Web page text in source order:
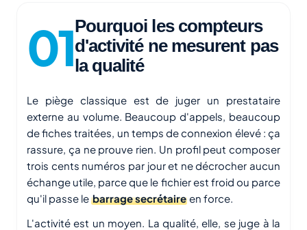
Pourquoi les compteurs
d'activité ne mesurent pas
la qualité
Le piège classique est de juger un prestataire
externe au volume. Beaucoup d'appels, beaucoup
de fiches traitées, un temps de connexion élevé : ça
rassure, ça ne prouve rien. Un profil peut composer
trois cents numéros par jour et ne décrocher aucun
échange utile, parce que le fichier est froid ou parce
qu'il passe le barrage secrétaire en force.
L'activité est un moyen. La qualité, elle, se juge à la